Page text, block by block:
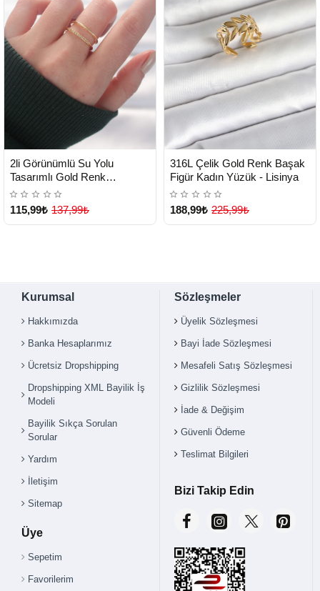
TESLİMAT
Çok Satılan Ürün
2li Görünümlü Su Yolu
Tasarımlı Gold Renk
Ayarlanabilir Yüzük - Lisinya
115,99₺ 137,99₺
TESLİMAT
Yeni Ürün
316L Çelik Gold Renk Başak
Figür Kadın Yüzük - Lisinya
188,99₺ 225,99₺
Kurumsal
Hakkımızda
Banka Hesaplarımız
Ücretsiz Dropshipping
Dropshipping XML Bayilik İş
Modeli
Bayilik Sıkça Sorulan
Sorular
Yardım
İletişim
Sitemap
Üye
Sepetim
Favorilerim
Sözleşmeler
Üyelik Sözleşmesi
Bayi İade Sözleşmesi
Mesafeli Satış Sözleşmesi
Gizlilik Sözleşmesi
İade & Değişim
Güvenli Ödeme
Teslimat Bilgileri
Bizi Takip Edin